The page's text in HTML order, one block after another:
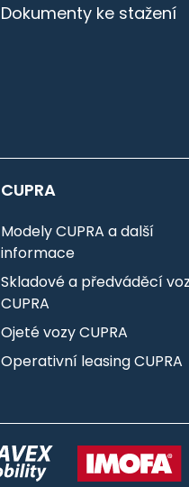
Dokumenty ke stažení
CUPRA
Modely CUPRA a další
informace
Skladové a předváděcí
CUPRA
Ojeté vozy CUPRA
Operativní leasing CUPRA